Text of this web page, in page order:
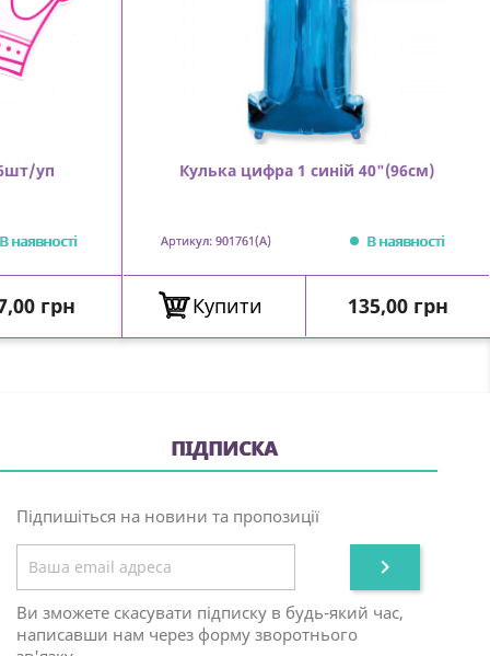
уп
В наявності
грн
Кулька цифра 1 синій 40"(96см)
Артикул: 901761(A) В наявності
Купити Ціна
135,00 грн
ПІДПИСКА
Підпишіться на новини та пропозиції

Ви зможете скасувати підписку в будь-який час,
написавши нам через форму зворотнього